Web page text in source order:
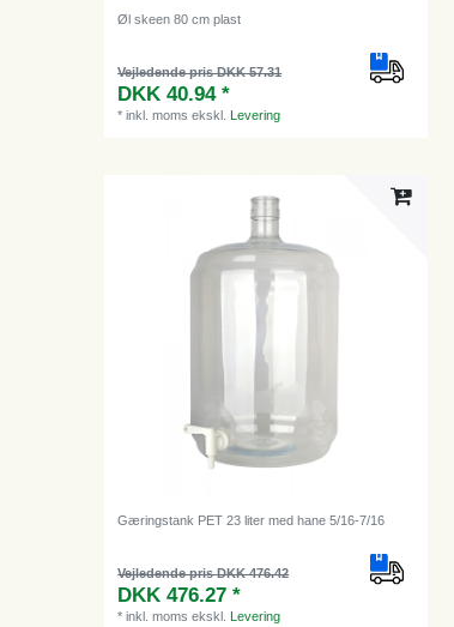
Øl skeen 80 cm plast
Vejledende pris DKK 57.31
DKK 40.94 *
*inkl. moms ekskl.Levering
Gæringstank PET 23 liter med hane 5/16-7/16
Vejledende pris DKK 476.42
DKK 476.27 *
*inkl. moms ekskl.Levering